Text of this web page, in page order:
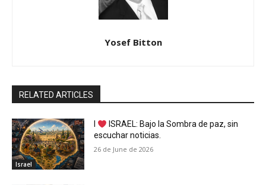
Yosef Bitton
RELATED ARTICLES
Israel
ISRAEL: Bajo la Sombra de paz, sin
escuchar noticias.
26 de June de 2026